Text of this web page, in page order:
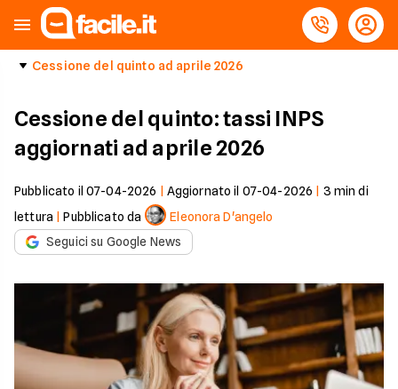
Cessione del quinto ad aprile 2026
Cessione del quinto: tassi INPS
aggiornati ad aprile 2026
Pubblicato il 07-04-2026 Aggiornato il 07-04-2026 3 min di
lettura |Pubblicato da
Eleonora D'angelo
Seguici su Google News